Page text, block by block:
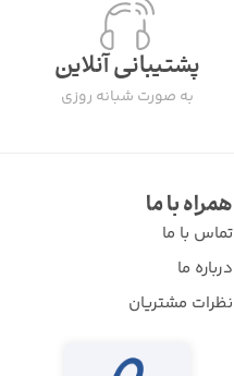
پشتیبانی آنلاین
به صورت شبانه روزی
همراه با ما
تماس با ما
درباره ما
نظرات مشتریان